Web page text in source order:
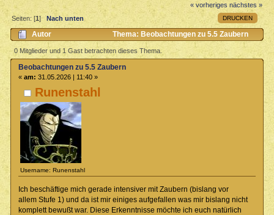
« vorheriges nächstes »
DRUCKEN
Seiten: [1] Nach unten
Autor
Thema: Beobachtungen zu 5.5 Zaubern
(Gelesen 1289 mal)
0 Mitglieder und 1 Gast betrachten dieses Thema.
Runenstahl
Username: Runenstahl
Beobachtungen zu 5.5 Zaubern
« am: 31.05.2026 | 11:40 »
Ich beschäftige mich gerade intensiver mit Zaubern (bislang vor
allem Stufe 1) und da ist mir einiges aufgefallen was mir bislang nicht
komplett bewußt war. Diese Erkenntnisse möchte ich euch natürlich